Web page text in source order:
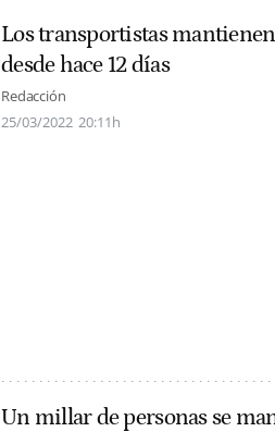
Los transportistas
desde hace 12 días
Redacción
25/03/2022 20:11h
Un millar de personas se